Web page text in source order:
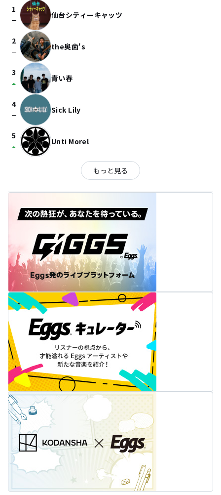
1
check_indeterminate_small 仙台シティーキャッツ
2
check_indeterminate_small the奥歯's
3
arrow_drop_up 青い春
4
check_indeterminate_small Sick Lily
5
arrow_drop_up Unti Morel
もっと見る